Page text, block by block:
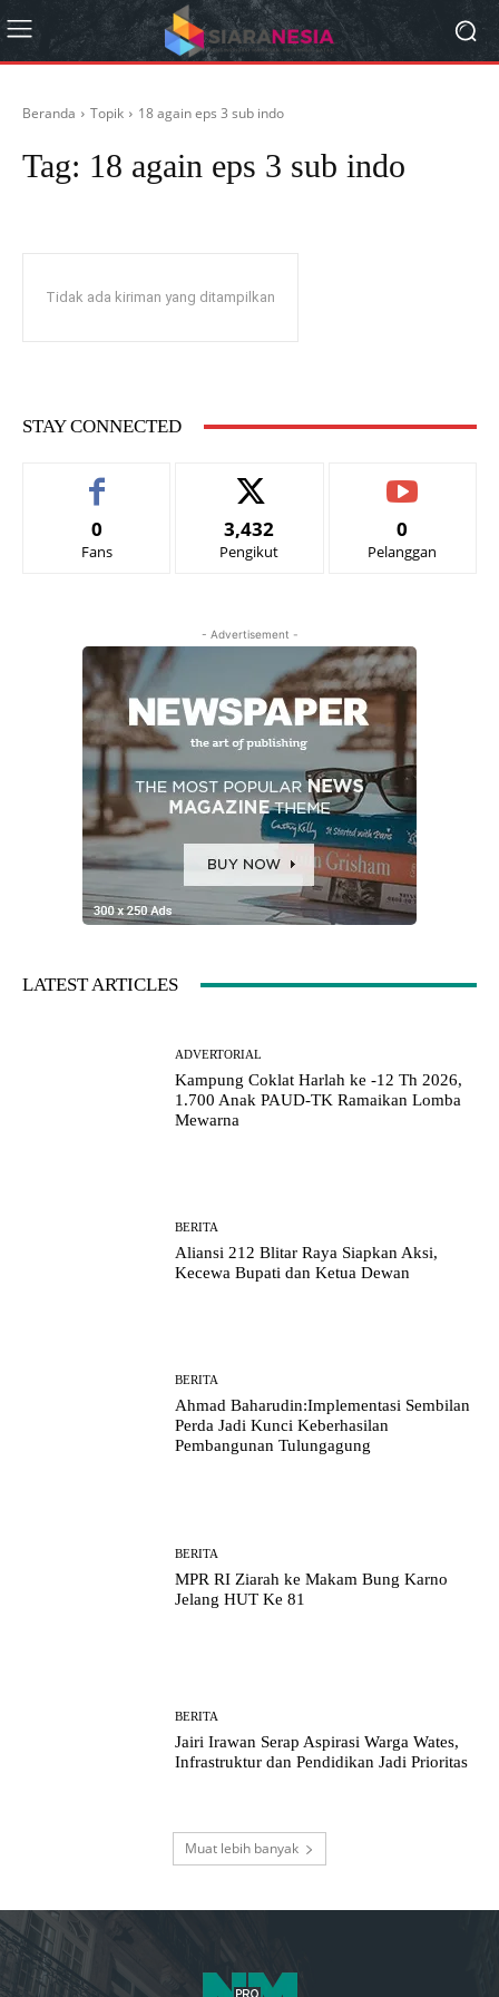
Beranda Topik 18 again eps 3 sub indo
Tag: 18 again eps 3 sub indo
Tidak ada kiriman yang ditampilkan
STAY CONNECTED
0
Fans
3,432
Pengikut
0
Pelanggan
- Advertisement -
LATEST ARTICLES
ADVERTORIAL
Kampung Coklat Harlah ke -12 Th 2026,
1.700 Anak PAUD-TK Ramaikan Lomba
Mewarna
BERITA
Aliansi 212 Blitar Raya Siapkan Aksi,
Kecewa Bupati dan Ketua Dewan
BERITA
Ahmad Baharudin:Implementasi Sembilan
Perda Jadi Kunci Keberhasilan
Pembangunan Tulungagung
BERITA
MPR RI Ziarah ke Makam Bung Karno
Jelang HUT Ke 81
BERITA
Jairi Irawan Serap Aspirasi Warga Wates,
Infrastruktur dan Pendidikan Jadi Prioritas
Muat lebih banyak